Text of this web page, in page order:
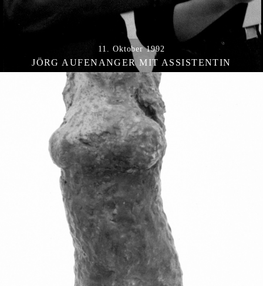
11. Oktober 1992
JÖRG AUFENANGER MIT ASSISTENTIN